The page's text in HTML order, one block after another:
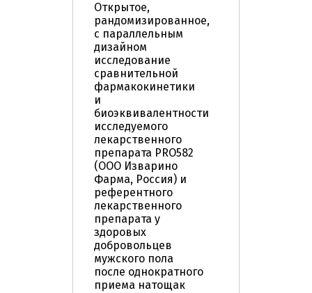
Открытое,
рандомизированное,
с параллельным
дизайном
исследование
сравнительной
фармакокинетики
и
биоэквивалентности
исследуемого
лекарственного
препарата PRO582
(ООО Изварино
Фарма, Россия) и
референтного
лекарственного
препарата у
здоровых
добровольцев
мужского пола
после однократного
приема натощак